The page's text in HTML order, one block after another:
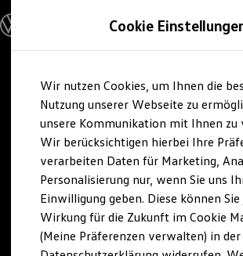
Hauptinhalt
springen
Footer
springen
Modelle und Konfigurator
Konfigurator
Modelle vergleichen
Elektroautos
ENERGY Sondermodelle
Nutzfahrzeuge
SUV und CUV
Familienautos
Kombis
Kompaktwagen
Sportwagen
Schnell verfügbare Fahrzeuge
Angebote und Produkte
Aktuelle Angebote
E-Auto-Förderung
Cookie
Wir nutzen Cookies, um Ihnen die
Nutzung unserer Webseite zu
unsere Kommunikation mit Ihnen zu
Wir berücksichtigen hierbei Ihre
verarbeiten Daten für Marketing,
Personalisierung nur, wenn Sie uns
Einwilligung geben. Diese können
Wirkung für die Zukunft im Cookie
(Meine Präferenzen verwalten) in der